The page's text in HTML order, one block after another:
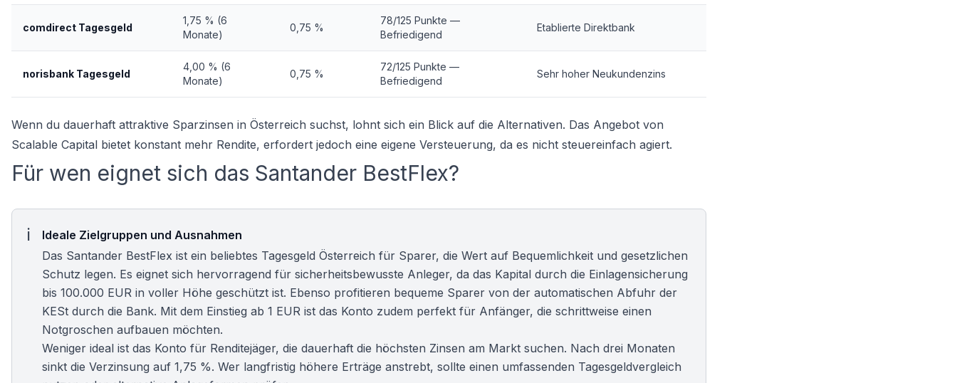
comdirect Tagesgeld
1,75 % (6
Monate)
0,75 %
78/125 Punkte —
Befriedigend
Etablierte Direktbank
norisbank Tagesgeld
4,00 % (6
Monate)
0,75 %
72/125 Punkte —
Befriedigend
Sehr hoher Neukundenzins
Wenn du dauerhaft attraktive Sparzinsen in Österreich suchst, lohnt sich ein Blick auf die Alternativen. Das Angebot von
Scalable Capital bietet konstant mehr Rendite, erfordert jedoch eine eigene Versteuerung, da es nicht steuereinfach agiert.
Für wen eignet sich das Santander BestFlex?
Ideale Zielgruppen und Ausnahmen
Das Santander BestFlex ist ein beliebtes Tagesgeld Österreich für Sparer, die Wert auf Bequemlichkeit und gesetzlichen
Schutz legen. Es eignet sich hervorragend für sicherheitsbewusste Anleger, da das Kapital durch die Einlagensicherung
bis 100.000 EUR in voller Höhe geschützt ist. Ebenso profitieren bequeme Sparer von der automatischen Abfuhr der
KESt durch die Bank. Mit dem Einstieg ab 1 EUR ist das Konto zudem perfekt für Anfänger, die schrittweise einen
Notgroschen aufbauen möchten.
Weniger ideal ist das Konto für Renditejäger, die dauerhaft die höchsten Zinsen am Markt suchen. Nach drei Monaten
sinkt die Verzinsung auf 1,75 %. Wer langfristig höhere Erträge anstrebt, sollte einen umfassenden Tagesgeldvergleich